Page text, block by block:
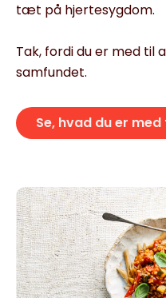
tæt på hjertesygdom.
Tak, fordi du er med til
samfundet.
Se, hvad du er